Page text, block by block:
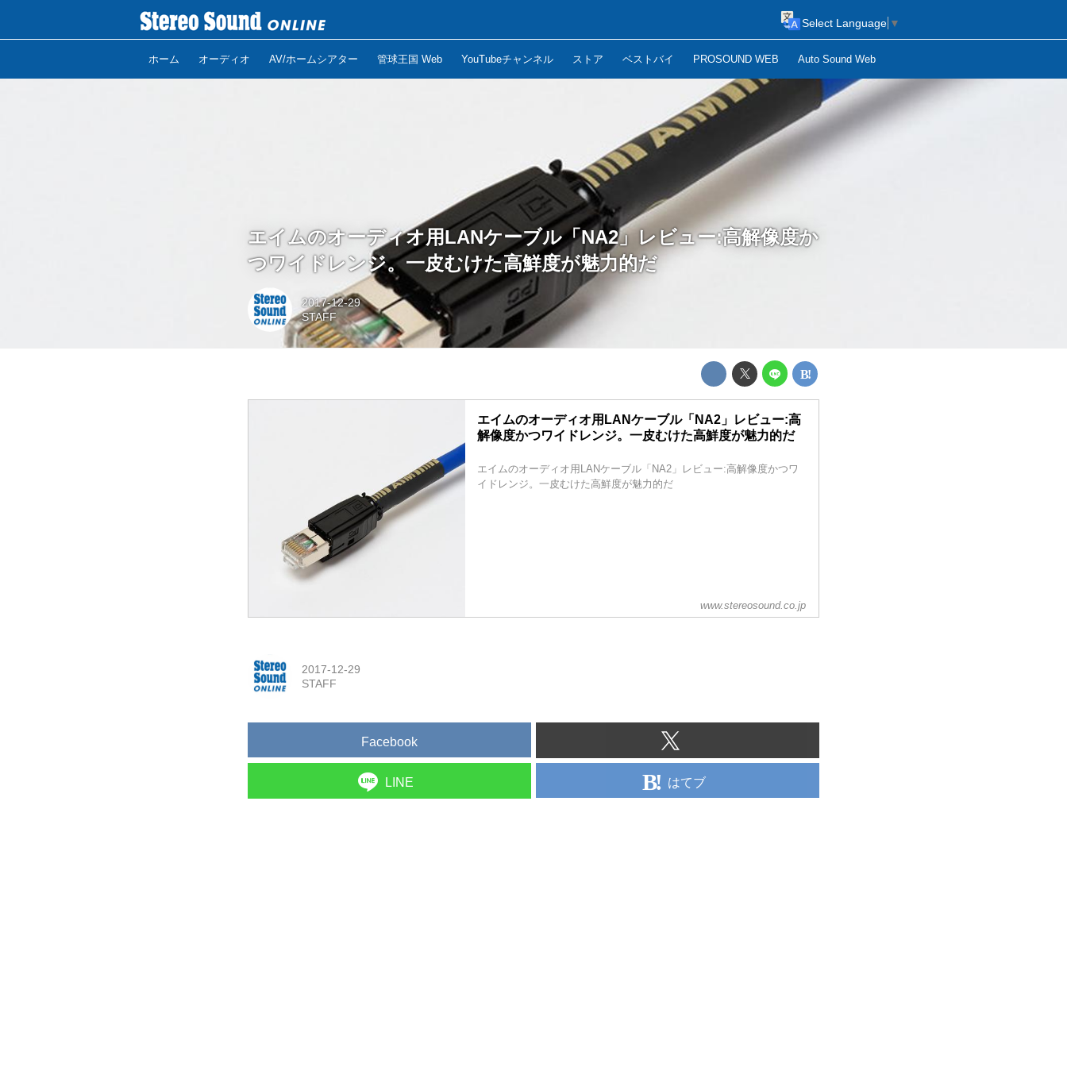
ホーム オーディオ AV/ホームシアター 管球王国 Web YouTubeチャンネル ストア ベストバイ PROSOUND WEB Auto Sound Web
Select Language ▼
エイムのオーディオ用LANケーブル「NA2」レビュー:高解像度か
つワイドレンジ。一皮むけた高鮮度が魅力的だ
2017-12-29
STAFF
エイムのオーディオ用LANケーブル「NA2」レビュー:高
解像度かつワイドレンジ。一皮むけた高鮮度が魅力的だ
エイムのオーディオ用LANケーブル「NA2」レビュー:高解像度かつワ
イドレンジ。一皮むけた高鮮度が魅力的だ
www.stereosound.co.jp
2017-12-29
STAFF
Facebook
LINE はてブ